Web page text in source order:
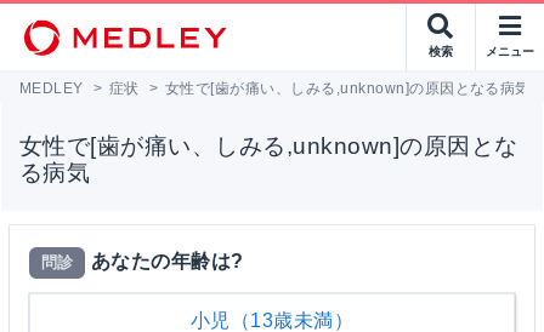
検索 メニュー
MEDLEY > 症状 > 女性で[歯が痛い、しみる,unknown]の原因となる病気
女性で[歯が痛い、しみる,unknown]の原因とな
る病気
問診 あなたの年齢は?
小児（13歳未満）